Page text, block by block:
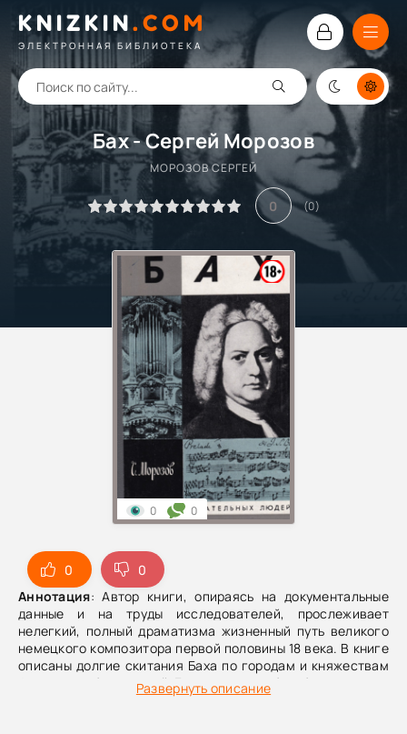
KNIZKIN. COM
ЭЛЕКТРОННАЯ БИБЛИОТЕКА
Бах - Сергей Морозов
МОРОЗОВ СЕРГЕЙ
0 (0)
0
0
Аннотация: Автор книги, опираясь на документальные
данные и на труды исследователей, прослеживает
нелегкий, полный драматизма жизненный путь великого
немецкого композитора первой половины 18 века. В книге
описаны долгие скитания Баха по городам и княжествам
феодально-бюргерской Германии, его борьба за идеалы
искусства. Автор рисует Баха, создателя органных,
Развернуть описание
0 0